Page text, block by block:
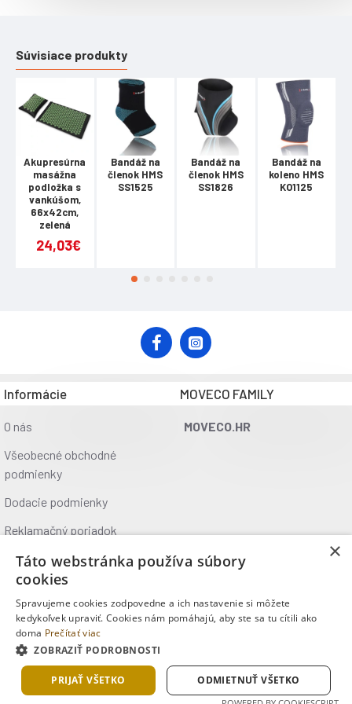
Súvisiace produkty
Akupresúrna
masážna
podložka s
vankúšom,
66x42cm,
zelená
24,03€
Bandáž na
členok HMS
SS1525
Bandáž na
členok HMS
SS1826
Bandáž na
koleno HMS
KO1125
Informácie
O nás
Všeobecné obchodné
podmienky
Dodacie podmienky
Reklamačný poriadok
Ochrana údajov
Kontakt
Kde nás nájdete
MOVECO FAMILY
MOVECO.HR
Copyright © 2025, MOVECO s.r.o., Všetky práva vyhradené
×
Táto webstránka používa súbory
cookies
Spravujeme cookies zodpovedne a ich nastavenie si môžete
kedykoľvek upraviť. Cookies nám pomáhajú, aby ste sa tu cítili ako
doma Prečítať viac
ZOBRAZIŤ PODROBNOSTI
PRIJAŤ VŠETKO ODMIETNUŤ VŠETKO